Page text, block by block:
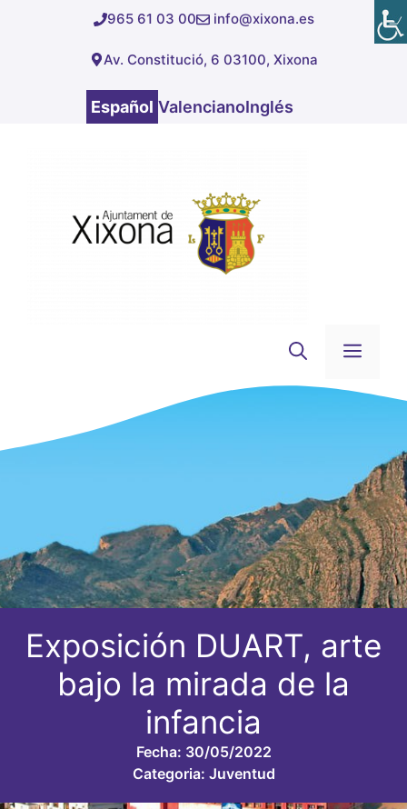
965 61 03 00 info@xixona.es
Av. Constitució, 6 03100, Xixona
Español ValencianoInglés
Exposición DUART, arte
bajo la mirada de la
infancia
Fecha: 30/05/2022
Categoria: Juventud